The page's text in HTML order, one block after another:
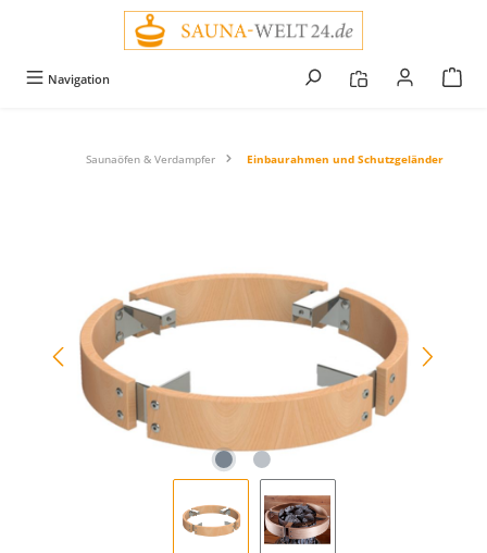
Navigation
Saunaöfen & Verdampfer Einbaurahmen und Schutzgeländer